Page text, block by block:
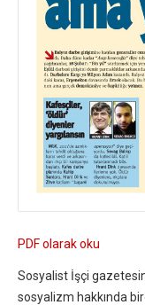
PDF olarak oku
Sosyalist İşçi
sosyalizm hakkında